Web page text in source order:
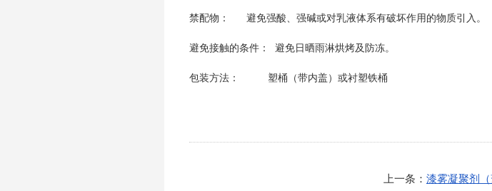
禁配物： 避免强酸、强碱或对乳液体系有破坏作用的物
避免接触的条件： 避免日晒雨淋
包装方法： 塑桶（带内盖）或衬塑铁桶
上一条： 漆雾凝聚剂